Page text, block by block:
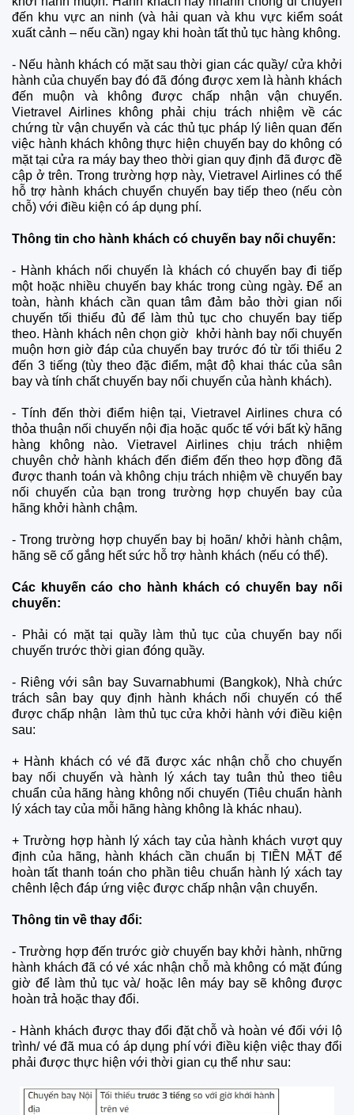
đến khu vực an ninh (và hải quan và khu vực kiểm soát
xuất cảnh – nếu cần) ngay khi hoàn tất thủ tục hàng không.
- Nếu hành khách có mặt sau thời gian các quầy/ cửa khởi
hành của chuyến bay đó đã đóng được xem là hành khách
đến muộn và không được chấp nhận vận chuyển.
Vietravel Airlines không phải chịu trách nhiệm về các
chứng từ vận chuyển và các thủ tục pháp lý liên quan đến
việc hành khách không thực hiện chuyến bay do không có
mặt tại cửa ra máy bay theo thời gian quy định đã được đề
cập ở trên. Trong trường hợp này, Vietravel Airlines có thể
hỗ trợ hành khách chuyển chuyến bay tiếp theo (nếu còn
chỗ) với điều kiện có áp dụng phí.
Thông tin cho hành khách có chuyến bay nối chuyến:
- Hành khách nối chuyến là khách có chuyến bay đi tiếp
một hoặc nhiều chuyến bay khác trong cùng ngày. Để an
toàn, hành khách cần quan tâm đảm bảo thời gian nối
chuyến tối thiểu đủ để làm thủ tục cho chuyến bay tiếp
theo. Hành khách nên chọn giờ khởi hành bay nối chuyến
muộn hơn giờ đáp của chuyến bay trước đó từ tối thiểu 2
đến 3 tiếng (tùy theo đặc điểm, mật độ khai thác của sân
bay và tính chất chuyến bay nối chuyến của hành khách).
- Tính đến thời điểm hiện tại, Vietravel Airlines chưa có
thỏa thuận nối chuyến nội địa hoặc quốc tế với bất kỳ hãng
hàng không nào. Vietravel Airlines chịu trách nhiệm
chuyên chở hành khách đến điểm đến theo hợp đồng đã
được thanh toán và không chịu trách nhiệm về chuyến bay
nối chuyến của bạn trong trường hợp chuyến bay của
hãng khởi hành chậm.
- Trong trường hợp chuyến bay bị hoãn/ khởi hành chậm,
hãng sẽ cố gắng hết sức hỗ trợ hành khách (nếu có thể).
Các khuyến cáo cho hành khách có chuyến bay nối
chuyến:
- Phải có mặt tại quầy làm thủ tục của chuyến bay nối
chuyến trước thời gian đóng quầy.
- Riêng với sân bay Suvarnabhumi (Bangkok), Nhà chức
trách sân bay quy định hành khách nối chuyến có thể
được chấp nhận làm thủ tục cửa khởi hành với điều kiện
sau:
+ Hành khách có vé đã được xác nhận chỗ cho chuyến
bay nối chuyến và hành lý xách tay tuân thủ theo tiêu
chuẩn của hãng hàng không nối chuyến (Tiêu chuẩn hành
lý xách tay của mỗi hãng hàng không là khác nhau).
+ Trường hợp hành lý xách tay của hành khách vượt quy
định của hãng, hành khách cần chuẩn bị TIỀN MẶT để
hoàn tất thanh toán cho phần tiêu chuẩn hành lý xách tay
chênh lệch đáp ứng việc được chấp nhận vận chuyển.
Thông tin về thay đổi:
- Trường hợp đến trước giờ chuyến bay khởi hành, những
hành khách đã có vé xác nhận chỗ mà không có mặt đúng
giờ để làm thủ tục và/ hoặc lên máy bay sẽ không được
hoàn trả hoặc thay đổi.
- Hành khách được thay đổi đặt chỗ và hoàn vé đối với lộ
trình/ vé đã mua có áp dụng phí với điều kiện việc thay đổi
phải được thực hiện với thời gian cụ thể như sau: